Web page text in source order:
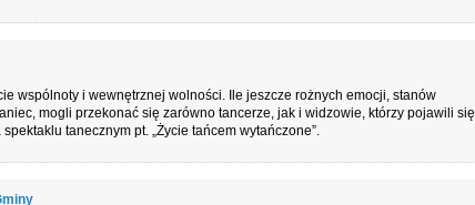
wspólnoty i wewnętrznej wolności. Ile jeszcze rożnych emocji, stanów
mogli przekonać się zarówno tancerze, jak i widzowie, którzy pojawili się
tanecznym pt. „Życie tańcem wytańczone”.